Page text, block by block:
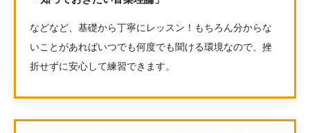
などなど、基礎から丁寧にレッスン！もちろん分からな
いことがあればいつでも何度でも聞ける環境なので、挫
折せずに安心して練習できます。